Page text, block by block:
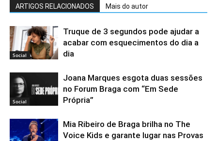
ARTIGOS RELACIONADOS Mais do autor
Social
Truque de 3 segundos pode ajudar a
acabar com esquecimentos do dia a
dia
Social
Joana Marques esgota duas sessões
no Forum Braga com “Em Sede
Própria”
Mia Ribeiro de Braga brilha no The
Voice Kids e garante lugar nas Provas